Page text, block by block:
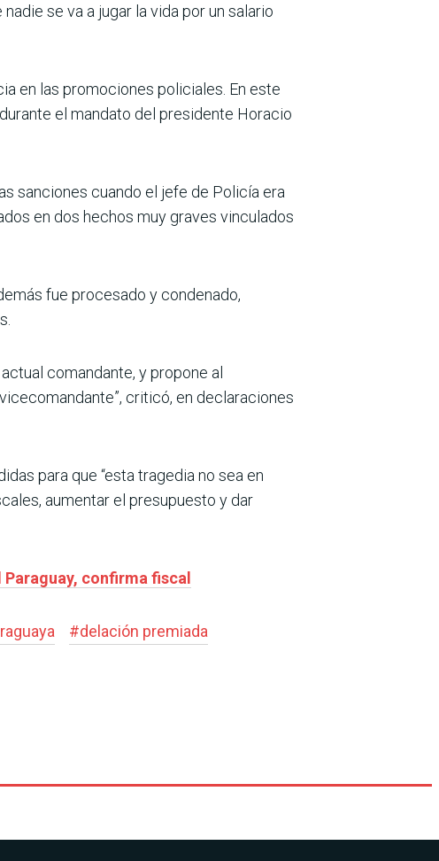
se va a jugar la vida por un salario
en las promociones policiales. En este
el mandato del presidente Horacio
sanciones cuando el jefe de Policía era
en dos hechos muy graves vinculados
fue procesado y condenado,
comandante, y propone al
criticó, en declaraciones
para que “esta tragedia no sea en
aumentar el presupuesto y dar
confirma fiscal
#delación premiada